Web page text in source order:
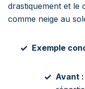
drastiquement et le
comme neige au
Exemple
Avant :